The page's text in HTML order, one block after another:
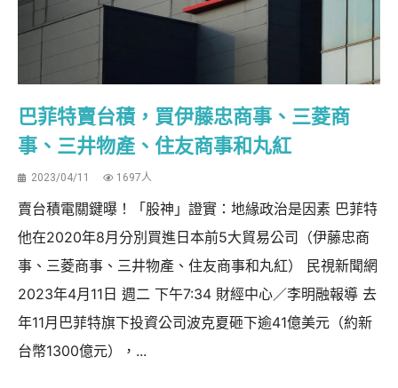
巴菲特賣台積，買伊藤忠商事、三菱商
事、三井物產、住友商事和丸紅
2023/04/11 1697人
賣台積電關鍵曝！「股神」證實：地緣政治是因素 巴菲特
他在2020年8月分別買進日本前5大貿易公司（伊藤忠商
事、三菱商事、三井物產、住友商事和丸紅） 民視新聞網
2023年4月11日 週二 下午7:34 財經中心／李明融報導 去
年11月巴菲特旗下投資公司波克夏砸下逾41億美元（約新
台幣1300億元），...